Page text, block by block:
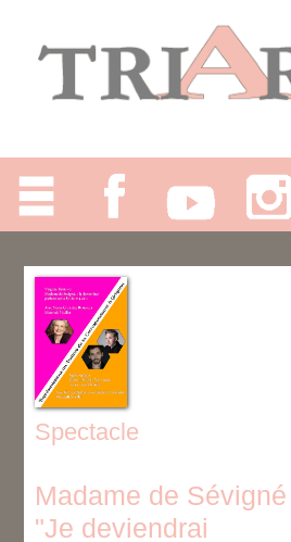
Spectacle
Madame de Sévigné
"Je deviendrai